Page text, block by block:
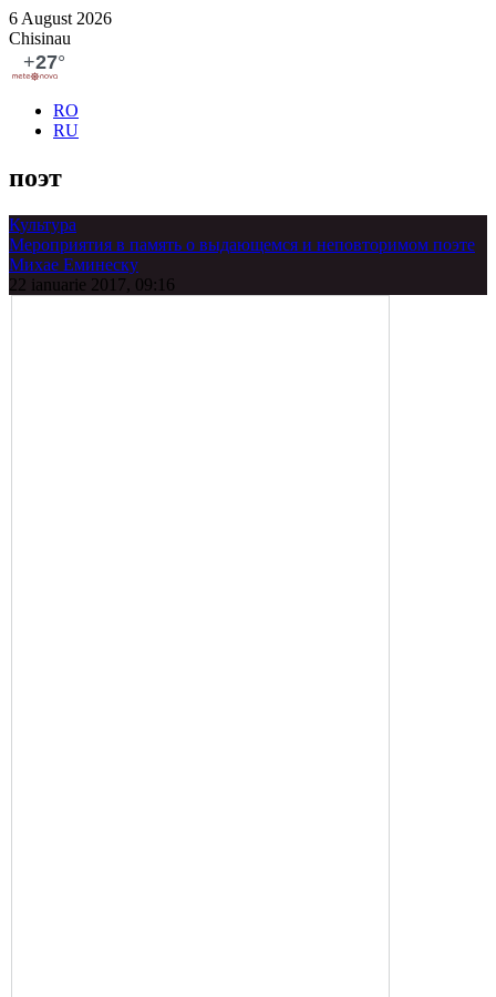
6 August 2026
Chisinau
RO
RU
поэт
Культура
Мероприятия в память о выдающемся и неповторимом поэте
Михае Еминеску
22 ianuarie 2017, 09:16